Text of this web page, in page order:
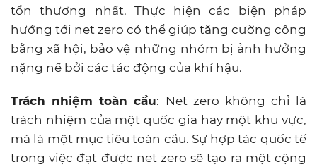
tổn thương nhất. Thực hiện các biện pháp
hướng tới net zero có thể giúp tăng cường công
bằng xã hội, bảo vệ những nhóm bị ảnh hưởng
nặng nề bởi các tác động của khí hậu.
Trách nhiệm toàn cầu: Net zero không chỉ là
trách nhiệm của một quốc gia hay một khu vực,
mà là một mục tiêu toàn cầu. Sự hợp tác quốc tế
trong việc đạt được net zero sẽ tạo ra một cộng